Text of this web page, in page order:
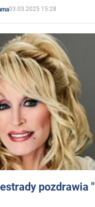
03.03.2025 15:28
pozdrawia